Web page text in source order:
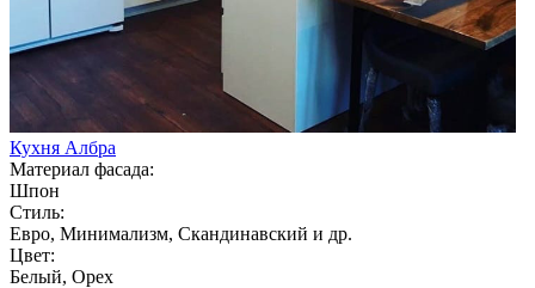
Кухня Албра
Материал фасада:
Шпон
Стиль:
Евро, Минимализм, Скандинавский и др.
Цвет:
Белый, Орех